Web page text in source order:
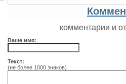
комментарии и
Ваше имя:
Текст:
(не более 1000 знаков)